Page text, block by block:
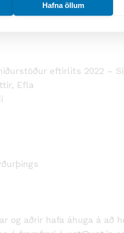
Hafna öllum
eftirlits 2022 –
Efla
og aðrir hafa áhuga á að